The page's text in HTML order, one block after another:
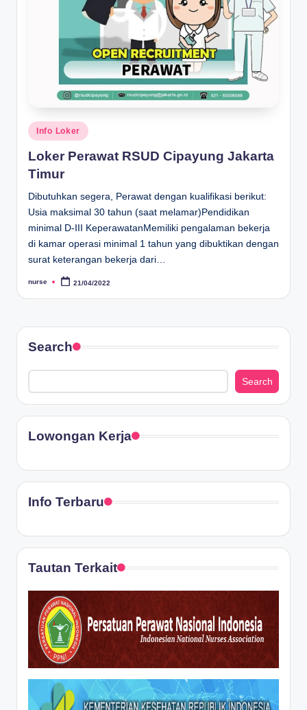
Posted
in
Info Loker
Loker Perawat RSUD Cipayung Jakarta
Timur
Dibutuhkan segera, Perawat dengan kualifikasi berikut:
Usia maksimal 30 tahun (saat melamar)Pendidikan
minimal D-III KeperawatanMemiliki pengalaman bekerja
di kamar operasi minimal 1 tahun yang dibuktikan dengan
surat keterangan bekerja dari…
Posted
nurse 21/04/2022
Search
Search
Lowongan Kerja
Info Terbaru
Tautan Terkait